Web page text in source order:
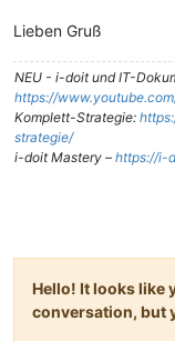
Lieben Gruß
NEU - i-doit und IT-
https://
Komplett-Strategie:
strategie/
i-doit Mastery – https://i-
Hello! It looks like
conversation, but